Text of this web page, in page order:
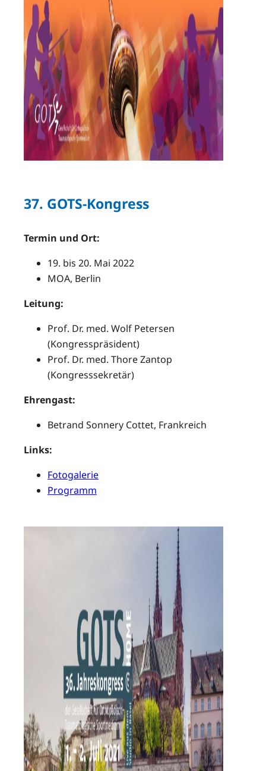
37. GOTS-Kongress
Termin und Ort:
19. bis 20. Mai 2022
MOA, Berlin
Leitung:
Prof. Dr. med. Wolf Petersen
(Kongresspräsident)
Prof. Dr. med. Thore Zantop
(Kongresssekretär)
Ehrengast:
Betrand Sonnery Cottet, Frankreich
Links:
Fotogalerie
Programm